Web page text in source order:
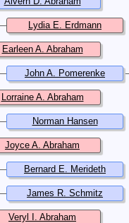
Lydia E. Erdmann
Earleen A. Abraham
John A. Pomerenke
Lorraine A. Abraham
Norman Hansen
Joyce A. Abraham
Bernard E. Merideth
James R. Schmitz
Veryl I. Abraham